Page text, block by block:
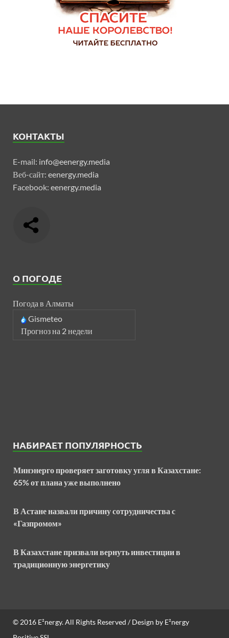
КОНТАКТЫ
E-mail: info@eenergy.media
Веб-сайт: eenergy.media
Facebook: eenergy.media
О ПОГОДЕ
Погода в Алматы
Gismeteo
Прогноз на 2 недели
НАБИРАЕТ ПОПУЛЯРНОСТЬ
Минэнерго проверяет заготовку угля в Казахстане:
65% от плана уже выполнено
В Астане назвали причину сотрудничества с
«Газпромом»
В Казахстане призвали вернуть инвестиции в
традиционную энергетику
© 2016 E²nergy. All Rights Reserved / Design by E²nergy